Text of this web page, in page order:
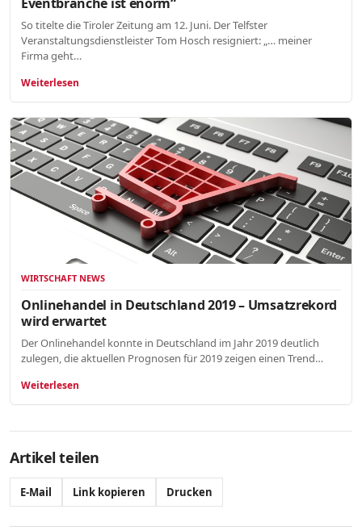
So titelte die Tiroler Zeitung am 12. Juni. Der Telfster
Veranstaltungsdienstleister Tom Hosch resigniert: „… meiner
Firma geht…
Weiterlesen
WIRTSCHAFT NEWS
Onlinehandel in Deutschland 2019 – Umsatzrekord
wird erwartet
Der Onlinehandel konnte in Deutschland im Jahr 2019 deutlich
zulegen, die aktuellen Prognosen für 2019 zeigen einen Trend…
Weiterlesen
Artikel teilen
E-Mail Link kopieren Drucken